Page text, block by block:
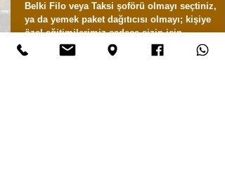
Belki Filo veya Taksi şoförü olmayı seçtiniz,
ya da yemek paket dağıtıcısı olmayı; kişiye
özel eğitimilerimiz sadece sizin için
hazırlanmıştır